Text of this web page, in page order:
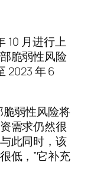
10 月进行上
脆弱性风险
2023 年 6
脆弱性风险将
需求仍然很
此同时，该
低，”它补充